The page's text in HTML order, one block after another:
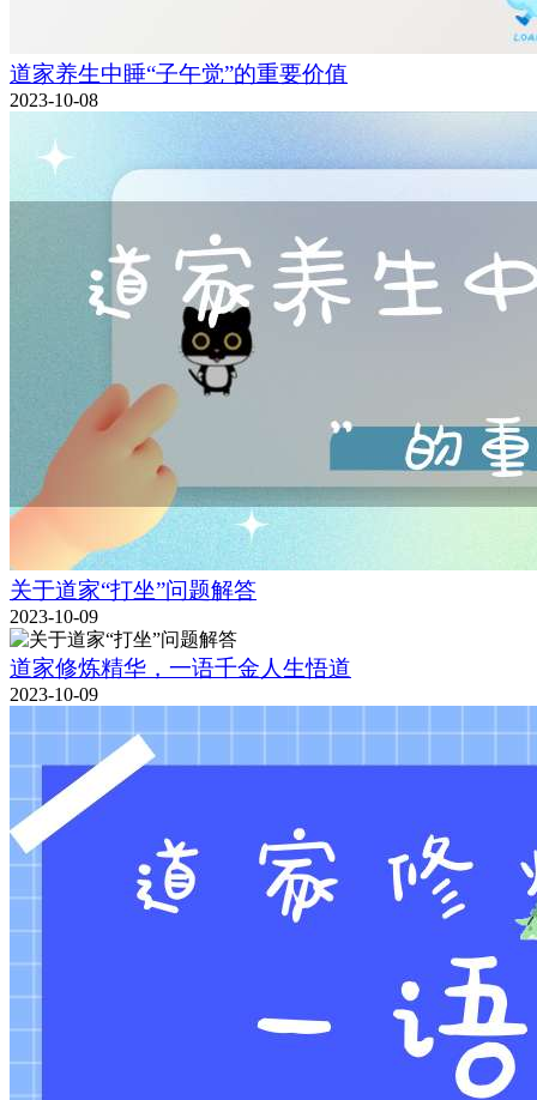
道家养生中睡“子午觉”的重要价值
2023-10-08
关于道家“打坐”问题解答
2023-10-09
道家修炼精华，一语千金人生悟道
2023-10-09